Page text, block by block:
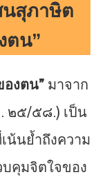
สุภาษิต
ตน”
งตน”มาจาก
๒๕/๕๘.) เป็น
น้นย้ำถึงความ
คุมจิตใจของ